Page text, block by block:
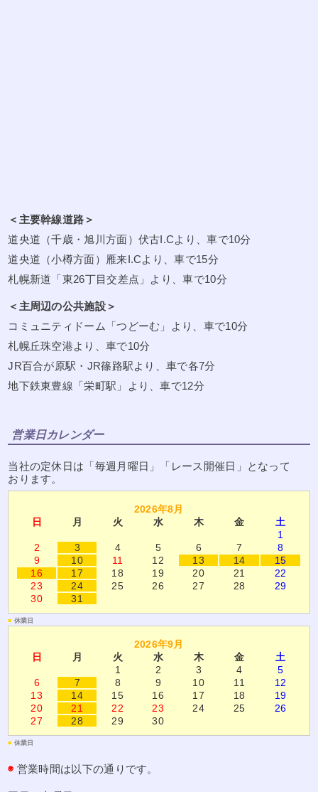
＜主要幹線道路＞
道央道（千歳・旭川方面）伏古I.Cより、車で10分
道央道（小樽方面）雁来I.Cより、車で15分
札幌新道「東26丁目交差点」より、車で10分
＜主周辺の公共施設＞
コミュニティドーム「つどーむ」より、車で10分
札幌丘珠空港より、車で10分
JR百合が原駅・JR篠路駅より、車で各7分
地下鉄東豊線「栄町駅」より、車で12分
営業日カレンダー
当社の定休日は「毎週月曜日」「レース開催日」となって
おります。
2026年8月
日
月 火 水 木 金
土
1
2
3 4 5 6 7
8
9
10 11 12 13 14
15
16
17 18 19 20 21
22
23
24 25 26 27 28
29
30
31
■ 休業日
2026年9月
日
月 火 水 木 金
土
1
2 3 4
5
6
7 8 9 10 11
12
13
14 15 16 17 18
19
20
21 22 23 24 25
26
27
28 29 30
■ 休業日
◉ 営業時間は以下の通りです。